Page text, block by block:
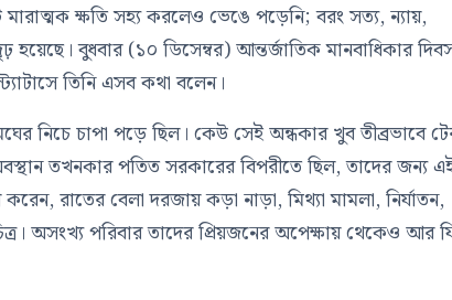
মারাত্মক ক্ষতি সহ্য করলেও ভেঙে পড়েনি; বরং সত্য, ন্যায়,
বুধবার (১০ ডিসেম্বর) আন্তর্জাতিক মানবাধিকার
তিনি এসব কথা বলেন।
নিচে চাপা পড়ে ছিল। কেউ সেই অন্ধকার খুব তীব্রভাবে
তখনকার পতিত সরকারের বিপরীতে ছিল, তাদের জন্য
রাতের বেলা দরজায় কড়া নাড়া, মিথ্যা মামলা, নির্যাতন,
অসংখ্য পরিবার তাদের প্রিয়জনের অপেক্ষায় থেকেও আর